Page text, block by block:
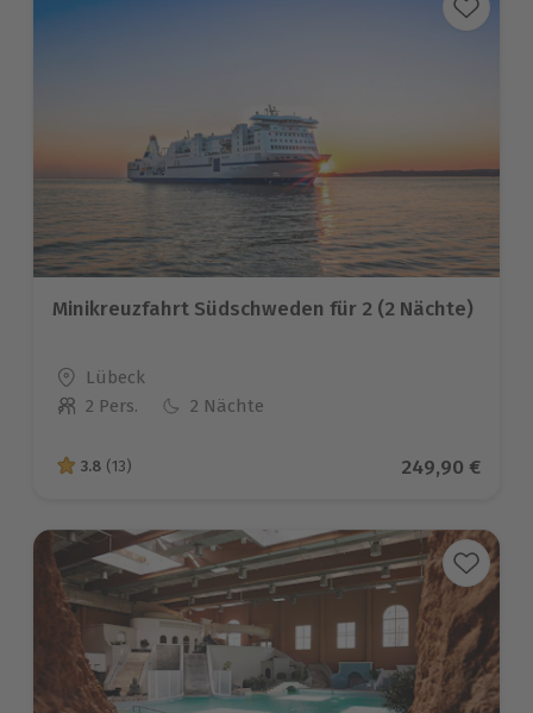
Minikreuzfahrt Südschweden für 2 (2 Nächte)
Standort
Lübeck
Anzahl der Teilnehmer
2 Pers. 2 Nächte
3.8 von 5 Sternen basierend auf 13 Bewertungen
3.8 (13) Aktueller
249,90 €